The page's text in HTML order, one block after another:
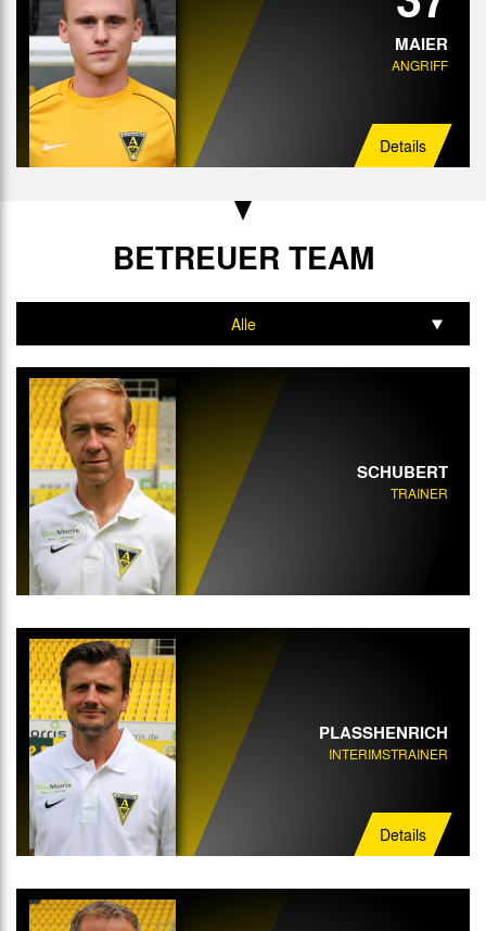
MAIER
ANGRIFF
Details
BETREUER TEAM
Alle
Trainer
Interimstrainer
Torwart-Trainer
Athletik-Trainer
Mannschaftsarzt
Physiotherapeut
SCHUBERT
TRAINER
PLASSHENRICH
INTERIMSTRAINER
Details